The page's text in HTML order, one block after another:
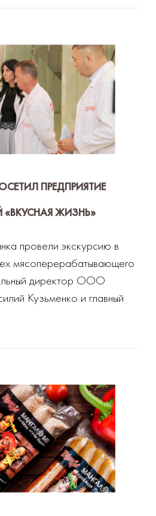
ПРЕДПРИЯТИЕ
ЖИЗНЬ»
провели экскурсию в
мясоперерабатывающего
директор ООО
Кузьменко и главный